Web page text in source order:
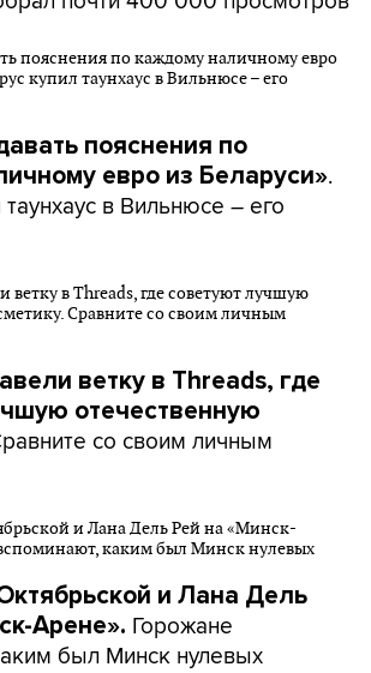
пояснения по
евро из Беларуси».
в Вильнюсе – его
ветку в Threads, где
отечественную
со своим личным
и Лана Дель
Арене». Горожане
был Минск нулевых